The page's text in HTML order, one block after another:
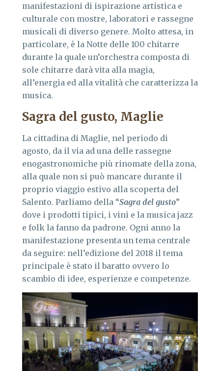
manifestazioni di ispirazione artistica e
culturale con mostre, laboratori e rassegne
musicali di diverso genere. Molto attesa, in
particolare, è la Notte delle 100 chitarre
durante la quale un’orchestra composta di
sole chitarre darà vita alla magia,
all’energia ed alla vitalità che caratterizza la
musica.
Sagra del gusto, Maglie
La cittadina di Maglie, nel periodo di
agosto, da il via ad una delle rassegne
enogastronomiche più rinomate della zona,
alla quale non si può mancare durante il
proprio viaggio estivo alla scoperta del
Salento. Parliamo della “Sagra del gusto”
dove i prodotti tipici, i vini e la musica jazz
e folk la fanno da padrone. Ogni anno la
manifestazione presenta un tema centrale
da seguire: nell’edizione del 2018 il tema
principale è stato il baratto ovvero lo
scambio di idee, esperienze e competenze.